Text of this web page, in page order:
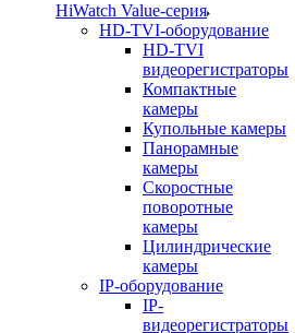
HiWatch Value-серия
HD-TVI-оборудование
HD-TVI
видеорегистраторы
Компактные
камеры
Купольные камеры
Панорамные
камеры
Скоростные
поворотные
камеры
Цилиндрические
камеры
IP-оборудование
IP-
видеорегистраторы